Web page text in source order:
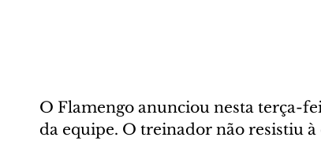
O Flamengo anunciou nesta terça-
da equipe. O treinador não resistiu